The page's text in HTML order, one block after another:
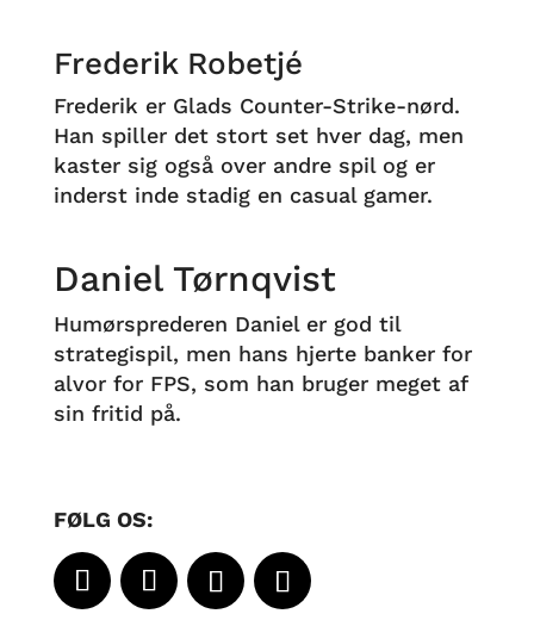
Frederik Robetjé
Frederik er Glads Counter-Strike-nørd.
Han spiller det stort set hver dag, men
kaster sig også over andre spil og er
inderst inde stadig en casual gamer.
Daniel Tørnqvist
Humørsprederen Daniel er god til
strategispil, men hans hjerte banker for
alvor for FPS, som han bruger meget af
sin fritid på.
FØLG OS: